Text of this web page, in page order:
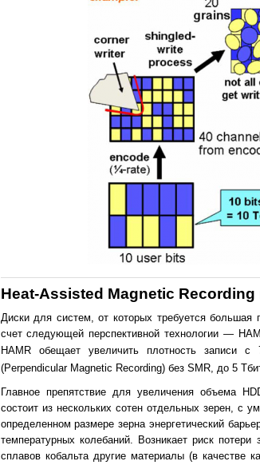
Heat-Assisted Magnetic
Диски для систем, от которых требуется
счет следующей перспективной технологии —
HAMR обещает увеличить плотность записи с
(Perpendicular Magnetic Recording) без SMR, до 5
Главное препятствие для увеличения объема
состоит из нескольких сотен отдельных зерен, с
определенном размере зерна энергетический
температурных колебаний. Возникает риск
сплавов кобальта другие материалы (в качестве